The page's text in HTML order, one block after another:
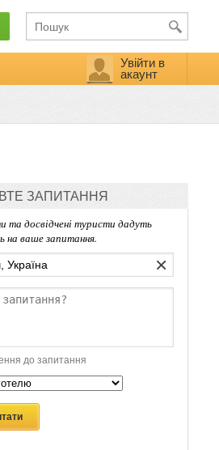
Увійти в
акаунт
ЗАПИТАННЯ
та досвідчені туристи дадуть
на ваше запитання.
×
до запитання